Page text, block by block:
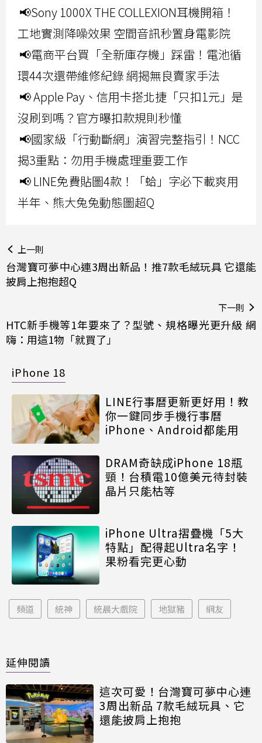
📢Sony 1000X THE COLLEXION耳機開箱！
工地實測降噪效果 空間音訊秒置身電影院
📢電商平台買「全新庫存機」踩雷！電池循
環44次還帶維修紀錄 網揭無良賣家手法
📢 Apple Pay、信用卡搭北捷「只扣1元」是
沒刷到嗎？官方曝扣款規則秒懂
📢國家級「行動斷網」演習完整指引！NCC
揭3重點：勿用手機處理重要工作
📢 LINE免費貼圖4款！「蛤」字必下載爽用
半年、熊大兔兔動態圖超Q
上一則
台灣寶可夢中心連3周出新品！推7款毛絨玩具 它還能
披肩上抱抱超Q
下一則
HTC新手機等1年要來了？型號、規格曝光更升級 網
嗨：用這1物「就買了」
iPhone 18
LINE行事曆更新更好用！教
你一鍵同步手機行事曆
iPhone、Android都能用
DRAM奇缺成iPhone 18瓶
頸！台積電10億美元待封裝
晶片只能枯等
iPhone Ultra摺疊機「5大
特點」配得起Ultra名字！
果粉看完更心動
頻道 統神 統晨大戲院 地獄豬 網友
延伸閱讀
這次可愛！台灣寶可夢中心連
3周出新品 7款毛絨玩具、它
還能披肩上抱抱